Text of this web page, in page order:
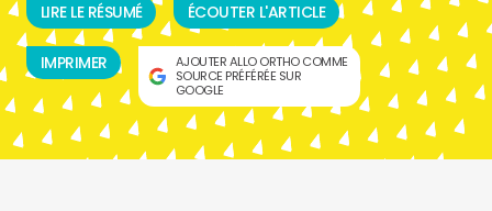
LIRE LE RÉSUMÉ ÉCOUTER L'ARTICLE
IMPRIMER
AJOUTER ALLO ORTHO COMME
SOURCE PRÉFÉRÉE SUR
GOOGLE